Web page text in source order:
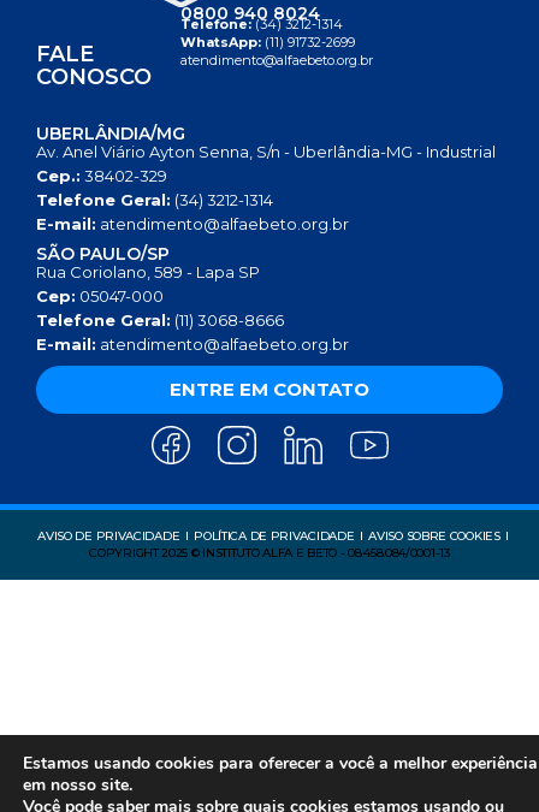
FALE
CONOSCO
0800 940 8024
Telefone:(34) 3212-1314
WhatsApp: (11) 91732-2699
atendimento@alfaebeto.org.br
UBERLÂNDIA/MG
Av. Anel Viário Ayton Senna, S/n - Uberlândia-MG - Industrial
Cep.: 38402-329
Telefone Geral: (34) 3212-1314
E-mail: atendimento@alfaebeto.org.br
SÃO PAULO/SP
Rua Coriolano, 589 - Lapa SP
Cep: 05047-000
Telefone Geral: (11) 3068-8666
E-mail: atendimento@alfaebeto.org.br
ENTRE EM CONTATO
AVISO DE PRIVACIDADE POLÍTICA DE PRIVACIDADE
AVISO SOBRE COOKIES
COPYRIGHT 2025 © INSTITUTO ALFA E BETO - 08.458.084/0001-13
Estamos usando cookies para oferecer a você a melhor experiência
em nosso site.
Você pode saber mais sobre quais cookies estamos usando ou